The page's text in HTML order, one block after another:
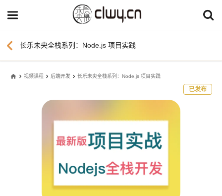
chevron_left 长乐未央全栈系列：Node.js 项目实践
home 视频课程 后端开发 长乐未央全栈系列：Node.js 项目实践
已发布